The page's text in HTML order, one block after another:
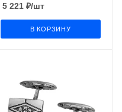
5 221₽/шт
В КОРЗИНУ